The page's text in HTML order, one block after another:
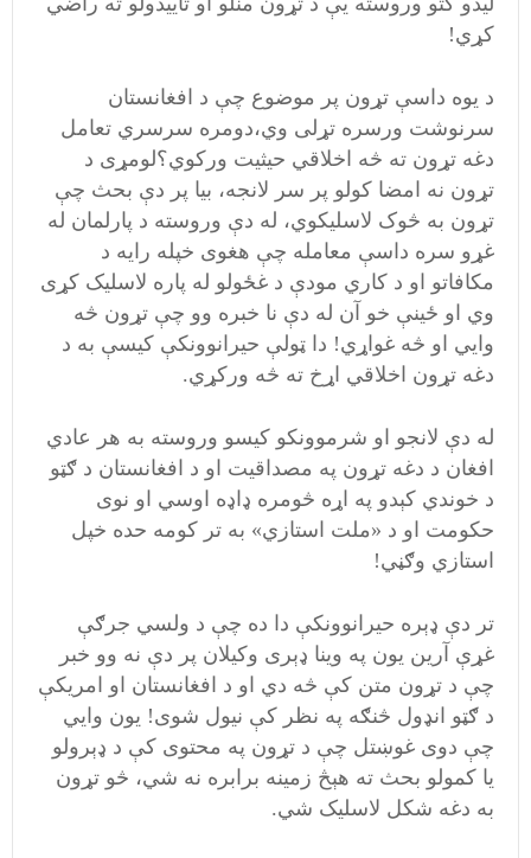
کړي!
د يوه داسې تړون پر موضوع چې د افغانستان
سرنوشت ورسره تړلی وي،دومره سرسري تعامل
دغه تړون ته څه اخلاقي حيثيت ورکوي؟لومړی د
تړون نه امضا کولو پر سر لانجه، بيا پر دې بحث چې
تړون به څوک لاسليکوي، له دې وروسته د پارلمان له
غړو سره داسې معامله چې هغوی خپله رايه د
مکافاتو او د کاري مودې د غځولو له پاره لاسليک کړی
وي او ځينې خو آن له دې نا خبره وو چې تړون څه
وايي او څه غواړي! دا ټولې حيرانوونکې کيسې به د
دغه تړون اخلاقي اړخ ته څه ورکړي.
له دې لانجو او شرموونکو کيسو وروسته به هر عادي
افغان د دغه تړون په مصداقيت او د افغانستان د ګټو
د خوندي کېدو په اړه څومره ډاډه اوسي او نوی
حکومت او د «ملت استازي» به تر کومه حده خپل
استازي وګڼي!
تر دې ډېره حيرانوونکې دا ده چې د ولسي جرګې
غړې آرين يون په وينا ډېری وکيلان پر دې نه وو خبر
چې د تړون متن کې څه دي او د افغانستان او امريکې
د ګټو انډول څنګه په نظر کې نيول شوی! يون وايي
چې دوی غوښتل چې د تړون په محتوی کې د ډېرولو
يا کمولو بحث ته هېڅ زمينه برابره نه شي، څو تړون
به دغه شکل لاسليک شي.